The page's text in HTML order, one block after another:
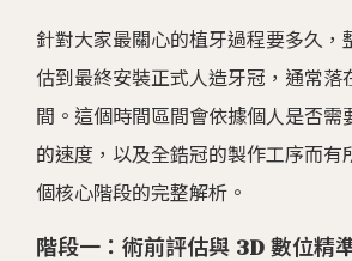
針對大家最關心的植牙過程要多久，
估到最終安裝正式人造牙冠，通常落
間。這個時間區間會依據個人是否需
的速度，以及全鋯冠的製作工序而有
個核心階段的完整解析。
階段一：術前評估與 3D 數位精